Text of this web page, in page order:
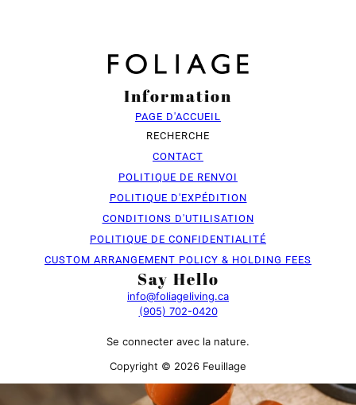
Information
PAGE D'ACCUEIL
RECHERCHE
CONTACT
POLITIQUE DE RENVOI
POLITIQUE D'EXPÉDITION
CONDITIONS D'UTILISATION
POLITIQUE DE CONFIDENTIALITÉ
CUSTOM ARRANGEMENT POLICY & HOLDING FEES
Say Hello
info@foliageliving.ca
(905) 702-0420
Se connecter avec la nature.
Copyright © 2026 Feuillage